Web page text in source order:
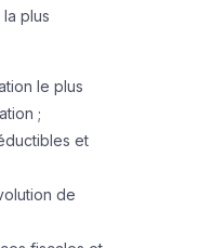
plus
le plus
;
et
de